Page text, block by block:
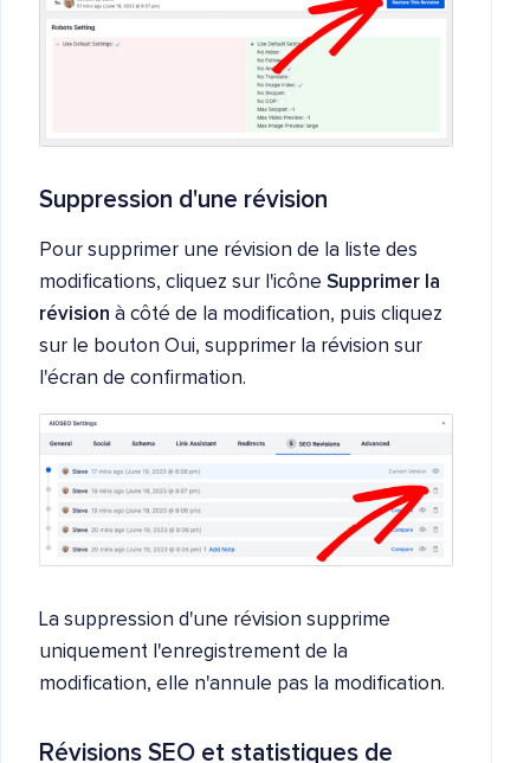
Suppression d'une révision
Pour supprimer une révision de la liste des
modifications, cliquez sur l'icône Supprimer la
révision à côté de la modification, puis cliquez
sur le bouton Oui, supprimer la révision sur
l'écran de confirmation.
La suppression d'une révision supprime
uniquement l'enregistrement de la
modification, elle n'annule pas la modification.
Révisions SEO et statistiques de